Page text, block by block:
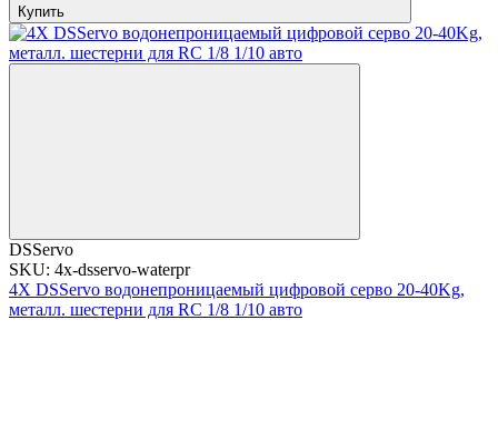
Купить
DSServo
SKU: 4x-dsservo-waterpr
4X DSServo водонепроницаемый цифровой серво 20-40Kg,
металл. шестерни для RC 1/8 1/10 авто